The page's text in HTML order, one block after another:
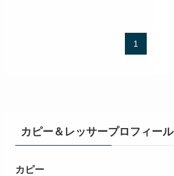
1
カピー＆レッサープロフィール
カピー